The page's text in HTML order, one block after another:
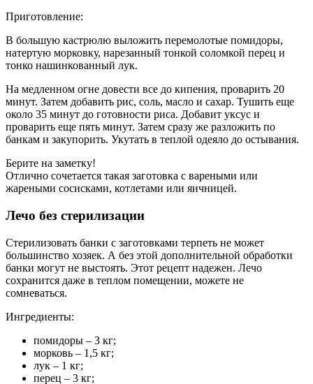
Приготовление:
В большую кастрюлю выложить перемолотые помидоры,
натертую морковку, нарезанный тонкой соломкой перец и
тонко нашинкованный лук.
На медленном огне довести все до кипения, проварить 20
минут. Затем добавить рис, соль, масло и сахар. Тушить еще
около 35 минут до готовности риса. Добавит уксус и
проварить еще пять минут. Затем сразу же разложить по
банкам и закупорить. Укутать в теплой одеяло до остывания.
Берите на заметку!
Отлично сочетается такая заготовка с вареными или
жареными сосисками, котлетами или яичницей.
Лечо без стерилизации
Стерилизовать банки с заготовками терпеть не может
большинство хозяек. А без этой дополнительной обработки
банки могут не выстоять. Этот рецепт надежен. Лечо
сохранится даже в теплом помещении, можете не
сомневаться.
Ингредиенты:
помидоры – 3 кг;
морковь – 1,5 кг;
лук – 1 кг;
перец – 3 кг;